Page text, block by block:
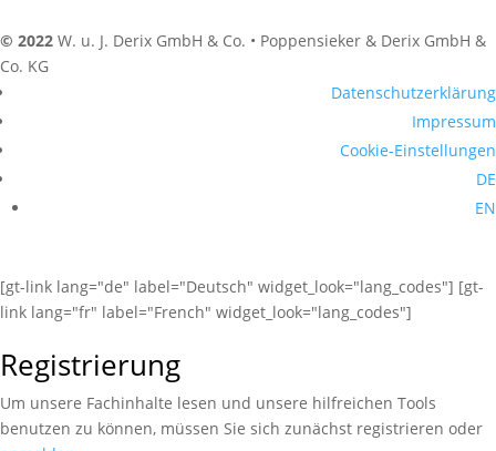
© 2022 W. u. J. Derix GmbH & Co. • Poppensieker & Derix GmbH &
Co. KG
Datenschutzerklärung
Impressum
Cookie-Einstellungen
DE
EN
[gt-link lang="de" label="Deutsch" widget_look="lang_codes"] [gt-
link lang="fr" label="French" widget_look="lang_codes"]
Registrierung
Um unsere Fachinhalte lesen und unsere hilfreichen Tools
benutzen zu können, müssen Sie sich zunächst registrieren oder